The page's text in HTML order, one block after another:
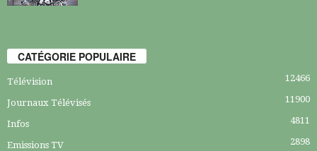
CATÉGORIE POPULAIRE
Télévision 12466
Journaux Télévisés 11900
Infos 4811
Emissions TV 2898